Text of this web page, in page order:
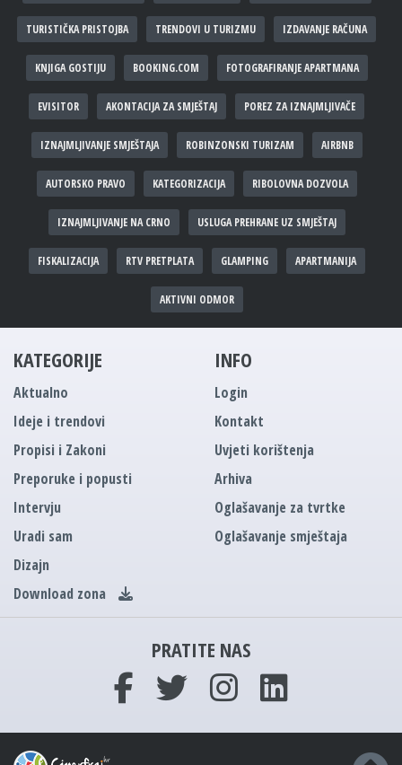
TURISTIČKA PRISTOJBA TRENDOVI U TURIZMU IZDAVANJE RAČUNA
KNJIGA GOSTIJU BOOKING.COM FOTOGRAFIRANJE APARTMANA
EVISITOR AKONTACIJA ZA SMJEŠTAJ POREZ ZA IZNAJMLJIVAČE
IZNAJMLJIVANJE SMJEŠTAJA ROBINZONSKI TURIZAM AIRBNB
AUTORSKO PRAVO KATEGORIZACIJA RIBOLOVNA DOZVOLA
IZNAJMLJIVANJE NA CRNO USLUGA PREHRANE UZ SMJEŠTAJ
FISKALIZACIJA RTV PRETPLATA GLAMPING APARTMANIJA
AKTIVNI ODMOR
KATEGORIJE
Aktualno
Ideje i trendovi
Propisi i Zakoni
Preporuke i popusti
Intervju
Uradi sam
Dizajn
Download zona
INFO
Login
Kontakt
Uvjeti korištenja
Arhiva
Oglašavanje za tvrtke
Oglašavanje smještaja
PRATITE NAS